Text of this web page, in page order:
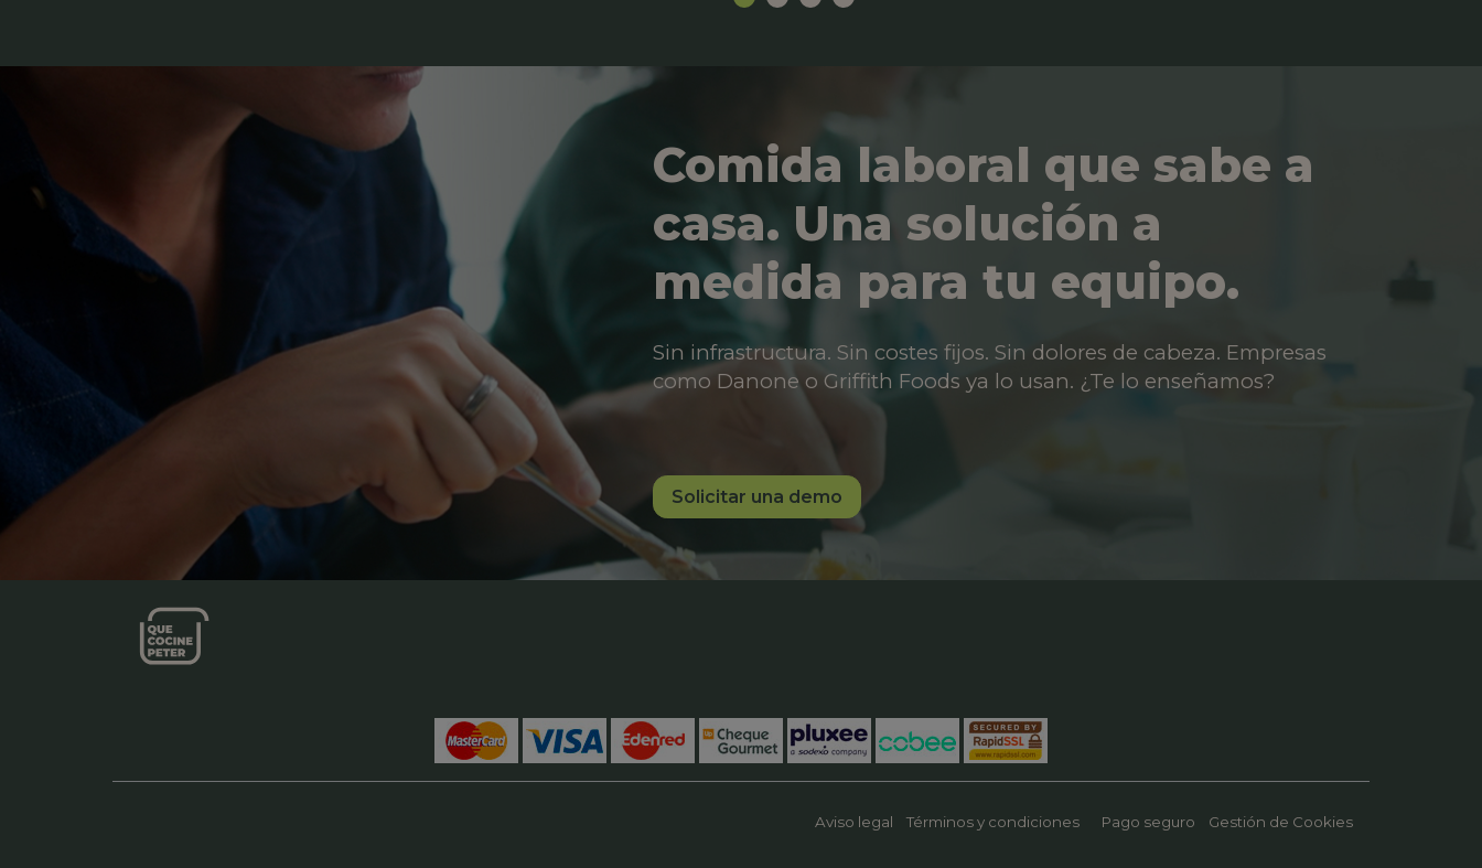
Comida laboral que sabe a
casa. Una solución a
medida para tu equipo.
Sin infrastructura. Sin costes fijos. Sin dolores de cabeza. Empresas
como Danone o Griffith Foods ya lo usan. ¿Te lo enseñamos?
Solicitar una demo
Aviso legal Términos y condiciones Pago seguro Gestión de Cookies